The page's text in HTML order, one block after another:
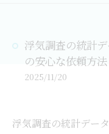
浮気調査の統計
の安心な依頼方法
2025/11/20
浮気調査の統計デー